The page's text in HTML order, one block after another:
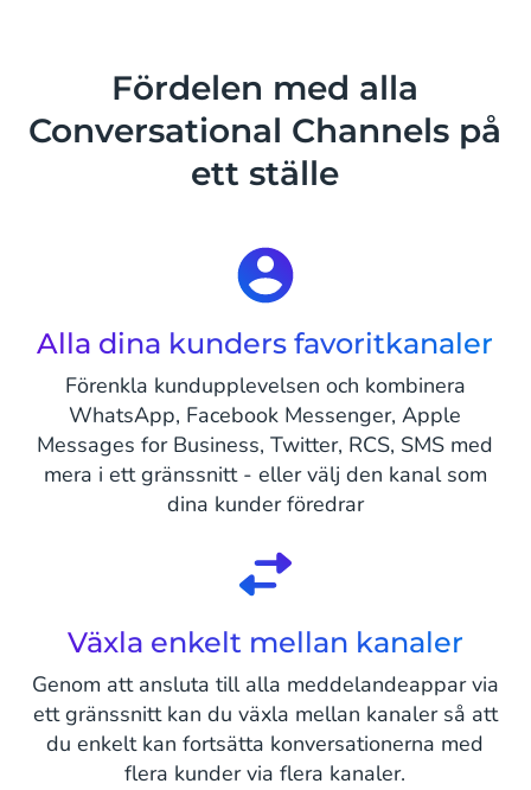
Fördelen med alla
Conversational Channels på
ett ställe
Alla dina kunders favoritkanaler
Förenkla kundupplevelsen och kombinera
WhatsApp, Facebook Messenger, Apple
Messages for Business, Twitter, RCS, SMS med
mera i ett gränssnitt - eller välj den kanal som
dina kunder föredrar
Växla enkelt mellan kanaler
Genom att ansluta till alla meddelandeappar via
ett gränssnitt kan du växla mellan kanaler så att
du enkelt kan fortsätta konversationerna med
flera kunder via flera kanaler.